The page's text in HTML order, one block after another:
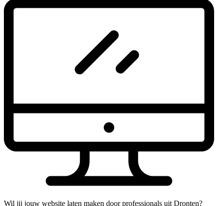
Wil jij jouw website laten maken door professionals uit Dronten?